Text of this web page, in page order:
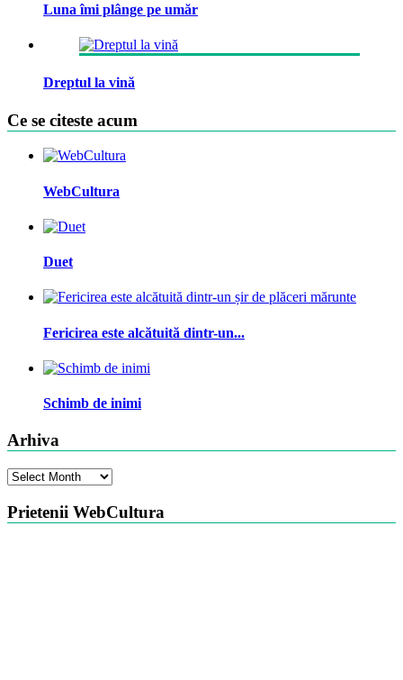
Luna îmi plânge pe umăr
Dreptul la vină
Ce se citeste acum
WebCultura
Duet
Fericirea este alcătuită dintr-un...
Schimb de inimi
Arhiva
Arhiva
Prietenii WebCultura